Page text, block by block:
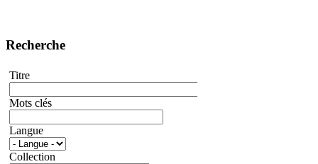
Recherche
Titre
Mots clés
Langue
Collection